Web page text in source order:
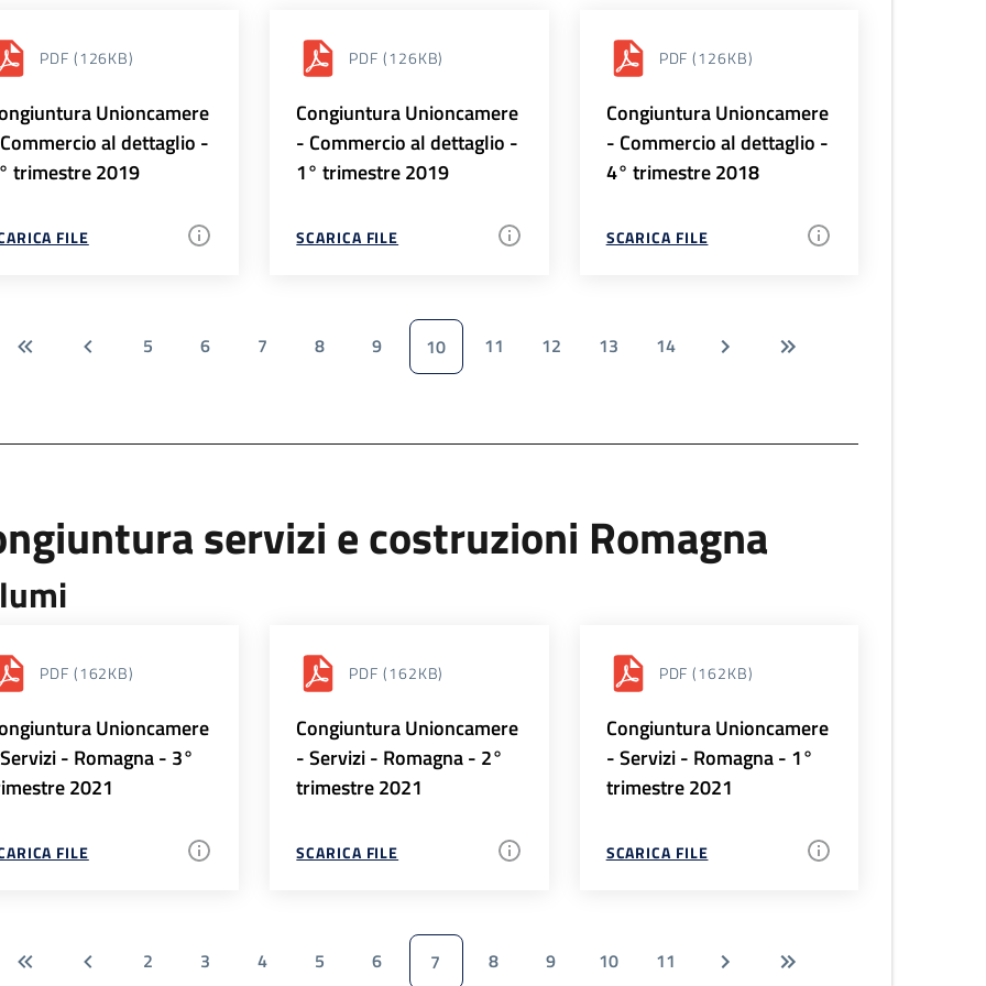
PDF (126KB)
Unioncamere
al dettaglio -
trimestre 2019
FILE
PDF (126KB)
Congiuntura Unioncamere
- Commercio al dettaglio -
1° trimestre 2019
SCARICA FILE
PDF (126KB)
Congiuntura Unioncamere
- Commercio al dettaglio -
4° trimestre 2018
SCARICA FILE
5 6 7 8 9 10 11 12 13 14
servizi e costruzioni Romagna
PDF (162KB)
Unioncamere
- Romagna - 3°
2021
FILE
PDF (162KB)
Congiuntura Unioncamere
- Servizi - Romagna - 2°
trimestre 2021
SCARICA FILE
PDF (162KB)
Congiuntura Unioncamere
- Servizi - Romagna - 1°
trimestre 2021
SCARICA FILE
2 3 4 5 6 7 8 9 10 11